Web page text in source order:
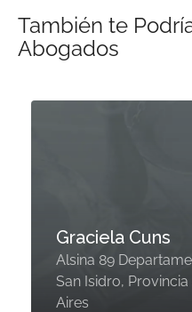
También te
Abogados
Graciela Cuns
Alsina 89
San Isidro,
Aires